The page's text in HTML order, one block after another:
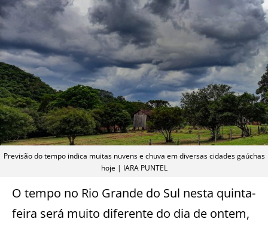
Previsão do tempo indica muitas nuvens e chuva em diversas cidades gaúchas
hoje | IARA PUNTEL
O tempo no Rio Grande do Sul nesta quinta-
feira será muito diferente do dia de ontem,